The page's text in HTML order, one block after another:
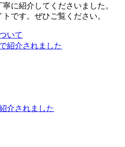
寧に紹介してくださいました。
です。ぜひご覧ください。
いて
紹介されました
介されました